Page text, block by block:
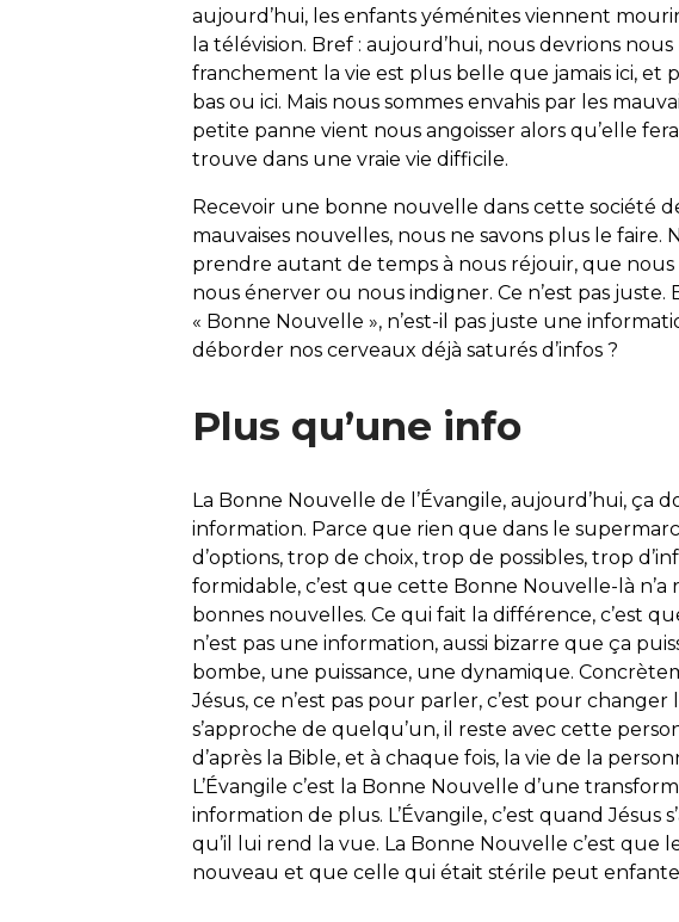
aujourd’hui, les enfants yéménites viennent
la télévision. Bref : aujourd’hui, nous devrions
franchement la vie est plus belle que jamais ici, et
bas ou ici. Mais nous sommes envahis par les
petite panne vient nous angoisser alors qu’elle
trouve dans une vraie vie difficile.
Recevoir une bonne nouvelle dans cette société
mauvaises nouvelles, nous ne savons plus le faire.
prendre autant de temps à nous réjouir, que
nous énerver ou nous indigner. Ce n’est pas juste.
« Bonne Nouvelle », n’est-il pas juste une
déborder nos cerveaux déjà saturés d’infos ?
Plus qu’une info
La Bonne Nouvelle de l’Évangile, aujourd’hui, ça
information. Parce que rien que dans le
d’options, trop de choix, trop de possibles, trop
formidable, c’est que cette Bonne Nouvelle-là n’a
bonnes nouvelles. Ce qui fait la différence, c’est
n’est pas une information, aussi bizarre que ça
bombe, une puissance, une dynamique.
Jésus, ce n’est pas pour parler, c’est pour
s’approche de quelqu’un, il reste avec cette
d’après la Bible, et à chaque fois, la vie de la
L’Évangile c’est la Bonne Nouvelle d’une
information de plus. L’Évangile, c’est quand Jésus
qu’il lui rend la vue. La Bonne Nouvelle c’est que
nouveau et que celle qui était stérile peut